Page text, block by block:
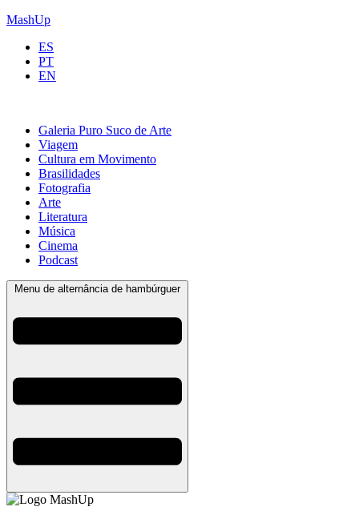
MashUp
ES
PT
EN
Galeria Puro Suco de Arte
Viagem
Cultura em Movimento
Brasilidades
Fotografia
Arte
Literatura
Música
Cinema
Podcast
Menu de alternância de hambúrguer